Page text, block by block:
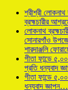
শ্রীশ্রী লোকনাথ
ব্রহ্মচারীর
লোকনাথ
সোনারগাঁও
শারদাঞ্জলি
গীতা ফান্ডে
প্রতি ধন্যবাদ
গীতা ফান্ডে
ধন্যবাদ জ্ঞাপন…